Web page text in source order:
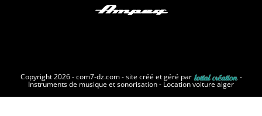
Copyright 2026 - com7-dz.com - site créé et géré par -
Instruments de musique et sonorisation- Location voiture alger